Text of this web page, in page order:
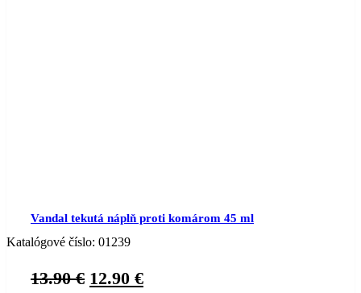
Vandal tekutá náplň proti komárom 45 ml
Katalógové číslo: 01239
13.90€ Original
12.90 €Current